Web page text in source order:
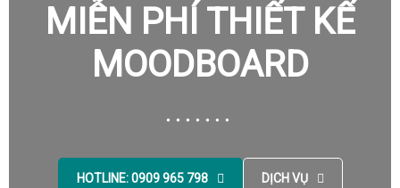
MIỄN PHÍ THIẾT KẾ
MOODBOARD
HOTLINE: 0909 965 798 DỊCH VỤ